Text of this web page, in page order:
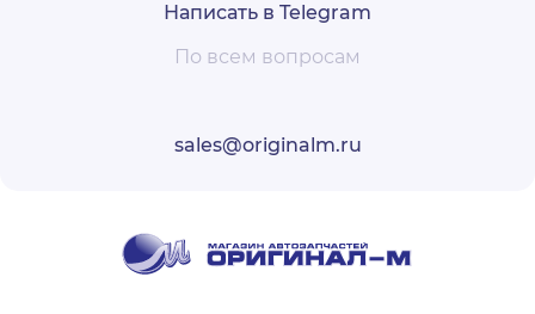
Написать в Telegram
По всем вопросам
sales@originalm.ru